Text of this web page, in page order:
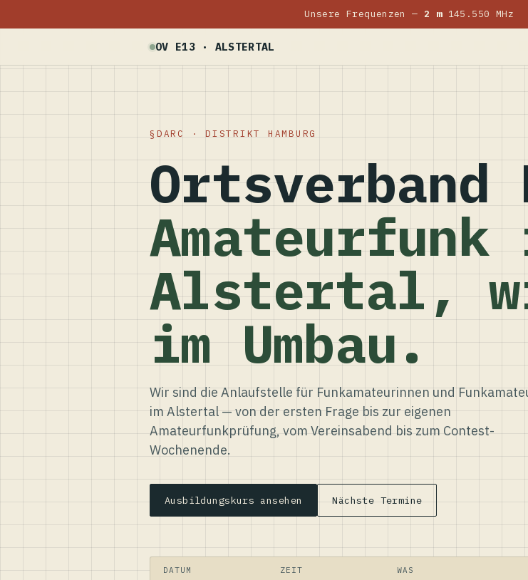
Unsere Frequenzen — 2 m145.550 MHz
OV E13 · ALSTERTAL
DARC · DISTRIKT HAMBURG
Ortsverband
Amateurfunk
Alstertal,
im Umbau.
Wir sind die Anlaufstelle für Funkamateurinnen und
im Alstertal — von der ersten Frage bis zur eigenen
Amateurfunkprüfung, vom Vereinsabend bis zum Contest-
Wochenende.
Ausbildungskurs ansehen Nächste Termine
DATUM ZEIT WAS